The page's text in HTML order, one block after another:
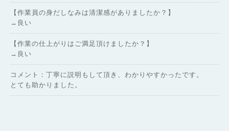
【作業員の身だしなみは清潔感がありましたか？】
→良い
【作業の仕上がりはご満足頂けましたか？】
→良い
コメント：丁寧に説明もして頂き、わかりやすかったです。
とても助かりました。